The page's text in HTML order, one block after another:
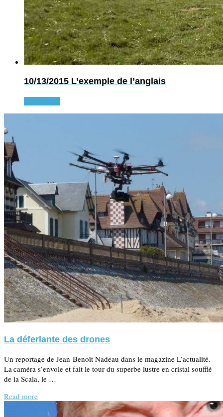
10/13/2015 L’exemple de l’anglais
La déferlante des drones
Un reportage de Jean-Benoît Nadeau dans le magazine L’actualité.
La caméra s’envole et fait le tour du superbe lustre en cristal soufflé
de la Scala, le …
Read more